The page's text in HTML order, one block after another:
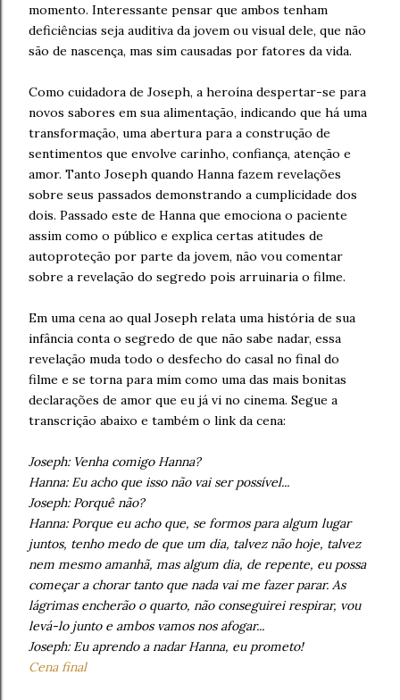
momento. Interessante pensar que ambos tenham
deficiências seja auditiva da jovem ou visual dele, que não
são de nascença, mas sim causadas por fatores da vida.
Como cuidadora de Joseph, a heroína despertar-se para
novos sabores em sua alimentação, indicando que há uma
transformação, uma abertura para a construção de
sentimentos que envolve carinho, confiança, atenção e
amor. Tanto Joseph quando Hanna fazem revelações
sobre seus passados demonstrando a cumplicidade dos
dois. Passado este de Hanna que emociona o paciente
assim como o público e explica certas atitudes de
autoproteção por parte da jovem, não vou comentar
sobre a revelação do segredo pois arruinaria o filme.
Em uma cena ao qual Joseph relata uma história de sua
infância conta o segredo de que não sabe nadar, essa
revelação muda todo o desfecho do casal no final do
filme e se torna para mim como uma das mais bonitas
declarações de amor que eu já vi no cinema. Segue a
transcrição abaixo e também o link da cena:
Joseph: Venha comigo Hanna?
Hanna: Eu acho que isso não vai ser possível...
Joseph: Porquê não?
Hanna: Porque eu acho que, se formos para algum lugar
juntos, tenho medo de que um dia, talvez não hoje, talvez
nem mesmo amanhã, mas algum dia, de repente, eu possa
começar a chorar tanto que nada vai me fazer parar. As
lágrimas encherão o quarto, não conseguirei respirar, vou
levá-lo junto e ambos vamos nos afogar...
Joseph: Eu aprendo a nadar Hanna, eu prometo!
Cena final